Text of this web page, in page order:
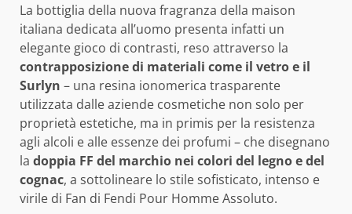
La bottiglia della nuova fragranza della maison
italiana dedicata all’uomo presenta infatti un
elegante gioco di contrasti, reso attraverso la
contrapposizione di materiali come il vetro e il
Surlyn – una resina ionomerica trasparente
utilizzata dalle aziende cosmetiche non solo per
proprietà estetiche, ma in primis per la resistenza
agli alcoli e alle essenze dei profumi – che disegnano
la doppia FF del marchio nei colori del legno e del
cognac, a sottolineare lo stile sofisticato, intenso e
virile di Fan di Fendi Pour Homme Assoluto.